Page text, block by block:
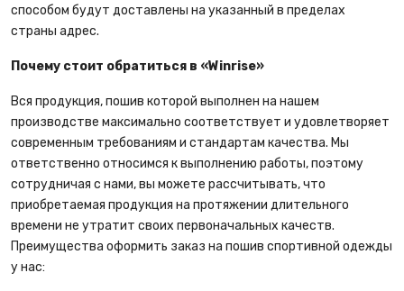
способом будут доставлены на указанный в пределах
страны адрес.
Почему стоит обратиться в «Winrise»
Вся продукция, пошив которой выполнен на нашем
производстве максимально соответствует и удовлетворяет
современным требованиям и стандартам качества. Мы
ответственно относимся к выполнению работы, поэтому
сотрудничая с нами, вы можете рассчитывать, что
приобретаемая продукция на протяжении длительного
времени не утратит своих первоначальных качеств.
Преимущества оформить заказ на пошив спортивной одежды
у нас: